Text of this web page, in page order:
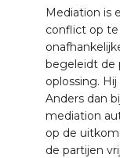
Mediation is
conflict op
begeleidt de
oplossing.
Anders dan
mediation
op de
de partijen